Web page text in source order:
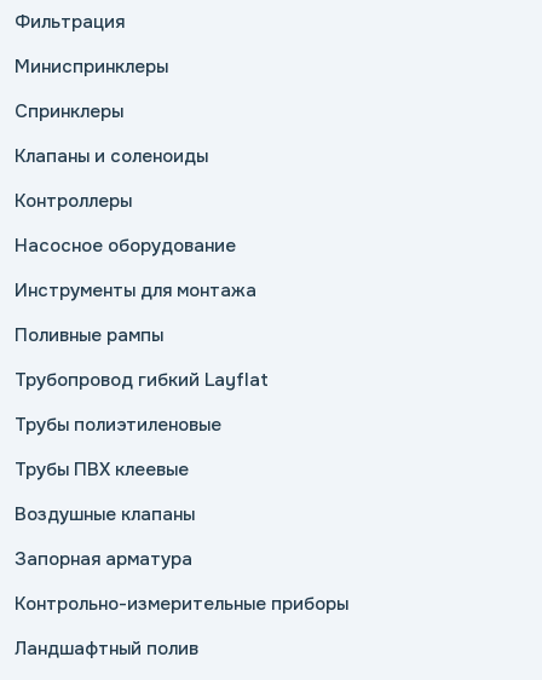
Фильтрация
Миниспринклеры
Спринклеры
Клапаны и соленоиды
Контроллеры
Насосное оборудование
Инструменты для монтажа
Поливные рампы
Трубопровод гибкий Layflat
Трубы полиэтиленовые
Трубы ПВХ клеевые
Воздушные клапаны
Запорная арматура
Контрольно-измерительные приборы
Ландшафтный полив